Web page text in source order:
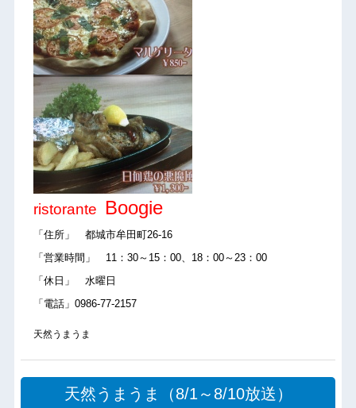
ristorante Boogie
「住所」 都城市牟田町26-16
「営業時間」 11：30～15：00、18：00～23：00
「休日」 水曜日
「電話」0986-77-2157
天然うまうま
天然うまうま（8/1～8/10放送）